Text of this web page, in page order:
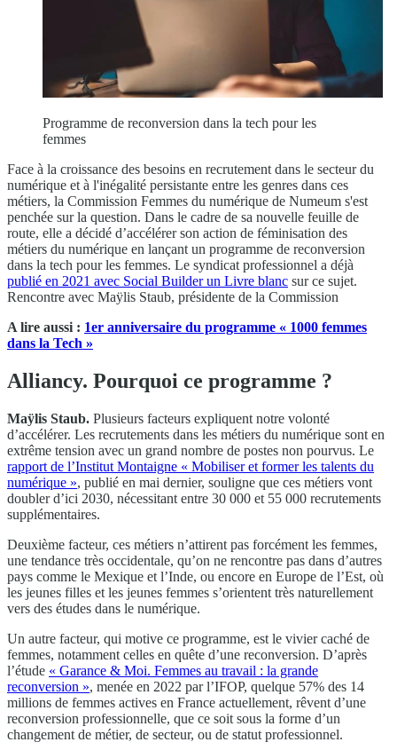
Programme de reconversion dans la tech pour les
femmes
Face à la croissance des besoins en recrutement dans le secteur du
numérique et à l'inégalité persistante entre les genres dans ces
métiers, la Commission Femmes du numérique de Numeum s'est
penchée sur la question. Dans le cadre de sa nouvelle feuille de
route, elle a décidé d’accélérer son action de féminisation des
métiers du numérique en lançant un programme de reconversion
dans la tech pour les femmes. Le syndicat professionnel a déjà
publié en 2021 avec Social Builder un Livre blanc sur ce sujet.
Rencontre avec Maÿlis Staub, présidente de la Commission
A lire aussi : 1er anniversaire du programme « 1000 femmes
dans la Tech »
Alliancy. Pourquoi ce programme ?
Maÿlis Staub. Plusieurs facteurs expliquent notre volonté
d’accélérer. Les recrutements dans les métiers du numérique sont en
extrême tension avec un grand nombre de postes non pourvus. Le
rapport de l’Institut Montaigne « Mobiliser et former les talents du
numérique », publié en mai dernier, souligne que ces métiers vont
doubler d’ici 2030, nécessitant entre 30 000 et 55 000 recrutements
supplémentaires.
Deuxième facteur, ces métiers n’attirent pas forcément les femmes,
une tendance très occidentale, qu’on ne rencontre pas dans d’autres
pays comme le Mexique et l’Inde, ou encore en Europe de l’Est, où
les jeunes filles et les jeunes femmes s’orientent très naturellement
vers des études dans le numérique.
Un autre facteur, qui motive ce programme, est le vivier caché de
femmes, notamment celles en quête d’une reconversion. D’après
l’étude « Garance & Moi. Femmes au travail : la grande
reconversion », menée en 2022 par l’IFOP, quelque 57% des 14
millions de femmes actives en France actuellement, rêvent d’une
reconversion professionnelle, que ce soit sous la forme d’un
changement de métier, de secteur, ou de statut professionnel.